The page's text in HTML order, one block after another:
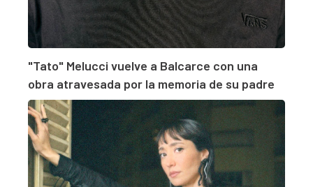
"Tato" Melucci vuelve a Balcarce con una
obra atravesada por la memoria de su padre